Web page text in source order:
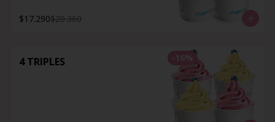
$17.290$20.360
-16%
4 TRIPLES